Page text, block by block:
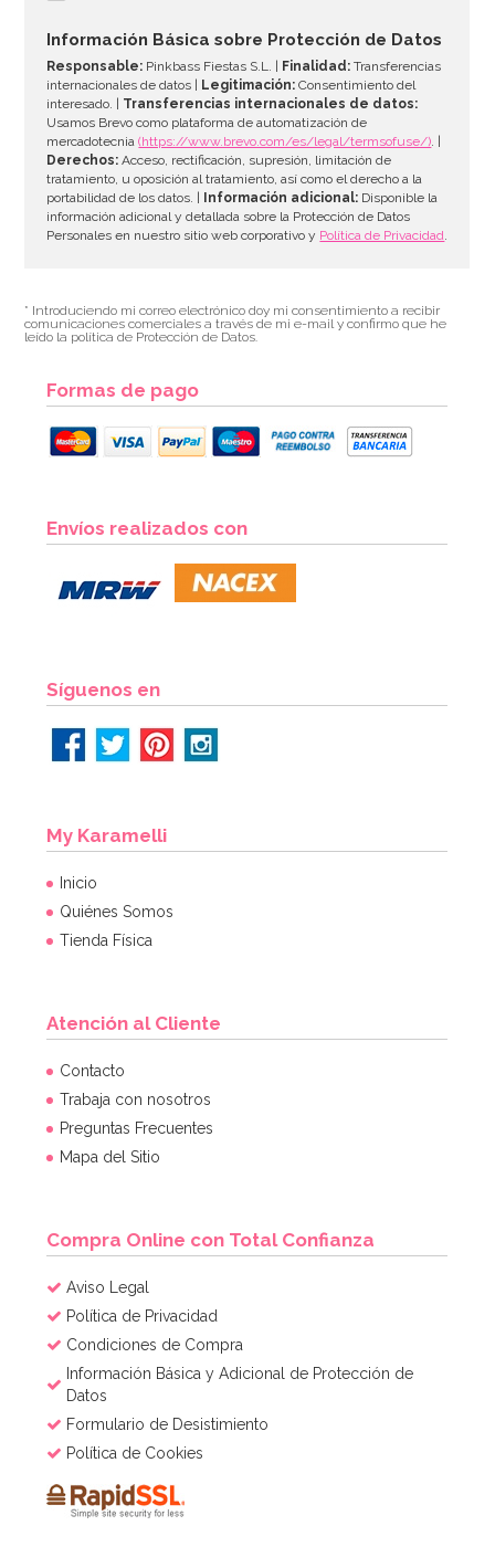
Información Básica sobre Protección de Datos
Responsable: Pinkbass Fiestas S.L. | Finalidad: Transferencias
internacionales de datos |
Legitimación: Consentimiento del
interesado. | Transferencias internacionales de datos:
Usamos Brevo como plataforma de automatización de
mercadotecnia(https://www.brevo.com/es/legal/termsofuse/). |
Derechos: Acceso, rectificación, supresión, limitación de
tratamiento, u oposición al tratamiento, así como el derecho a la
portabilidad de los datos. |
Información adicional: Disponible la
información adicional y detallada sobre la Protección de Datos
Personales en nuestro sitio web corporativo y Política de Privacidad.
* Introduciendo mi correo electrónico doy mi consentimiento a recibir
comunicaciones comerciales a través de mi e-mail y confirmo que he
leído la política de Protección de Datos.
Formas de pago
Envíos realizados con
Síguenos en
My Karamelli
Inicio
Quiénes Somos
Tienda Física
Atención al Cliente
Contacto
Trabaja con nosotros
Preguntas Frecuentes
Mapa del Sitio
Compra Online con Total Confianza
Aviso Legal
Política de Privacidad
Condiciones de Compra
Información Básica y Adicional de Protección de
Datos
Formulario de Desistimiento
Política de Cookies